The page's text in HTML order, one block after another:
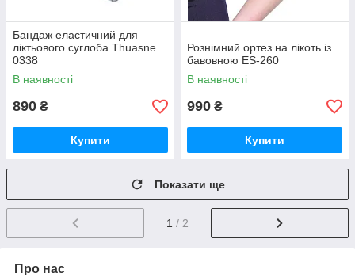
Бандаж еластичний для
ліктьового суглоба Thuasne
0338
В наявності
890 ₴
Купити
Рознімний ортез на лікоть із
бавовною ES-260
В наявності
990 ₴
Купити
Показати ще
1 / 2
Про нас